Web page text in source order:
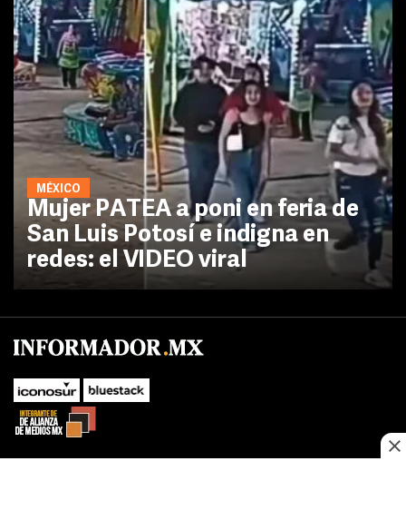
MÉXICO
Mujer PATEA a poni en feria de
San Luis Potosí e indigna en
redes: el VIDEO viral